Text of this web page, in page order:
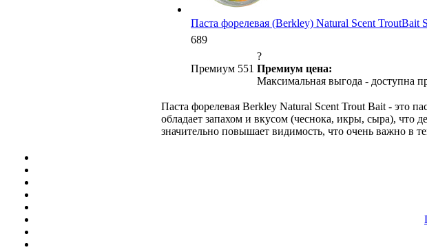
Паста форелевая (Berkley) Natural Scent TroutBait
689
Премиум 551
?
Премиум цена:
Максимальная выгода - доступна
Паста форелевая Berkley Natural Scent Trout Bait - это
обладает запахом и вкусом (чеснока, икры, сыра), что
значительно повышает видимость, что очень важно в